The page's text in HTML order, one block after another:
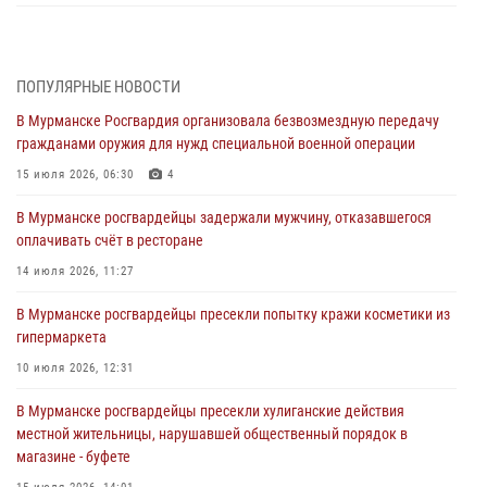
03 августа 2026, 12:23 4
Сотрудники вневедомственной охраны Росгвардии пресекли
хулиганские действия дебошира на автозаправочной станции
города Кандалакши
Сотрудники Росгвардии провели инструктаж по
антитеррористической защищенности для членов избирательных
31 июля 2026, 08:48 3
Сотрудники Росгвардии задержали мужчину, не оплатившего счет в
30 июля 2026, 14:09
В Управлении Росгвардии по Мурманской области прошло пожарно-
ПОПУЛЯРНЫЕ НОВОСТИ
В Мурманске Росгвардия организовала безвозмездную передачу
гражданами оружия для нужд специальной военной операции
15 июля 2026, 06:30 4
В Мурманске росгвардейцы задержали мужчину, отказавшегося
оплачивать счёт в ресторане
14 июля 2026, 11:27
В Мурманске росгвардейцы пресекли попытку кражи косметики из
гипермаркета
10 июля 2026, 12:31
В Мурманске росгвардейцы пресекли хулиганские действия
местной жительницы, нарушавшей общественный порядок в
магазине - буфете